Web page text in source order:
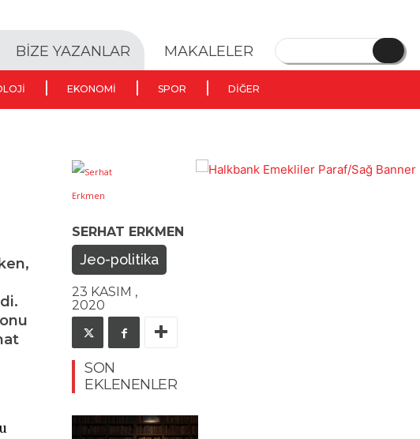
BİZE YAZANLAR MAKALELER
EKONOMI SPOR DIĞER
SERHAT ERKMEN
Jeo-politika
23 KASIM ,
2020
SON
EKLENENLER